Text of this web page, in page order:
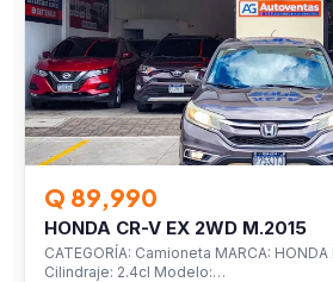
Q 89,990
HONDA CR-V EX 2WD M.2015
CATEGORÍA: Camioneta MARCA:
Cilindraje: 2.4cl Modelo:…